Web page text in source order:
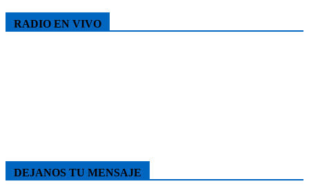
RADIO EN VIVO
DEJANOS TU MENSAJE